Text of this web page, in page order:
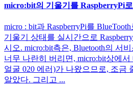
micro:bit의 기울기를 RaspberryPi
micro : bit과 RaspberryPi를
기울기 상태를 실시간으로
시오. micro:bit측은, Bluetooth의 서
너무 나란히 버리면, micro:bit상에
얼굴 020 에러)가 나왔으므로, 조금
알았다. 그리고 ...